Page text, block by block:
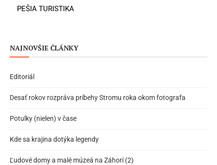
PEŠIA TURISTIKA
NAJNOVŠIE ČLÁNKY
Editoriál
Desať rokov rozpráva príbehy Stromu roka okom fotografa
Potulky (nielen) v čase
Kde sa krajina dotýka legendy
Ľudové domy a malé múzeá na Záhorí (2)